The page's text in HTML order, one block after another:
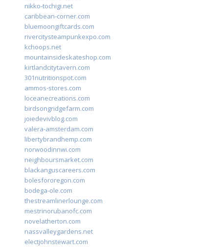
nikko-tochigi.net
caribbean-corner.com
bluemoongiftcards.com
rivercitysteampunkexpo.com
kchoops.net
mountainsideskateshop.com
kirtlandcitytavern.com
301nutritionspot.com
ammos-stores.com
loceanecreations.com
birdsongridgefarm.com
joiedevivblog.com
valera-amsterdam.com
libertybrandhemp.com
norwoodinnwi.com
neighboursmarket.com
blackanguscareers.com
bolesfororegon.com
bodega-ole.com
thestreamlinerlounge.com
mestrinorubanofc.com
novelatherton.com
nassvalleygardens.net
electjohnstewart.com